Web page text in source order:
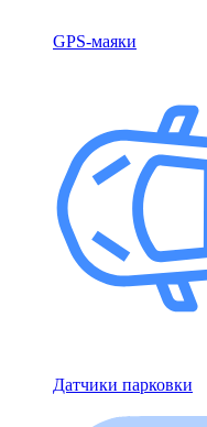
GPS-маяки
Датчики парковки